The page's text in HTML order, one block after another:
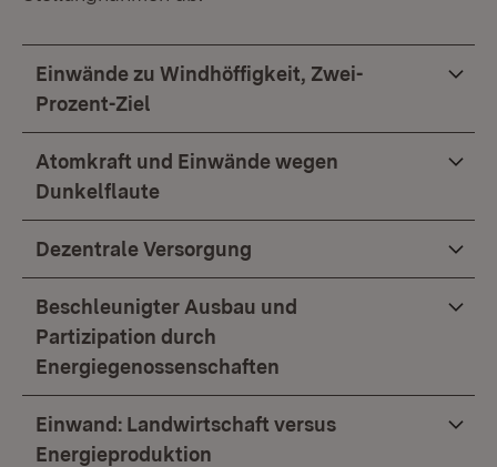
Einwände zu Windhöffigkeit, Zwei-
Prozent-Ziel
Atomkraft und Einwände wegen
Dunkelflaute
Dezentrale Versorgung
Beschleunigter Ausbau und
Partizipation durch
Energiegenossenschaften
Einwand: Landwirtschaft versus
Energieproduktion